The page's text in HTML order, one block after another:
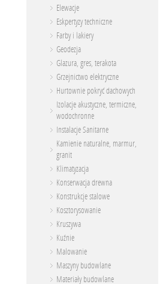
Elewacje
Eskpertyzy techniczne
Farby i lakiery
Geodezja
Glazura, gres, terakota
Grzejnictwo elektryczne
Hurtownie pokryć dachowych
Izolacje akustyczne, termiczne,
wodochronne
Instalacje Sanitarne
Kamienie naturalne, marmur,
granit
Klimatyzacja
Konserwacja drewna
Konstrukcje stalowe
Kosztorysowanie
Kruszywa
Kuźnie
Malowanie
Maszyny budowlane
Materiały budowlane